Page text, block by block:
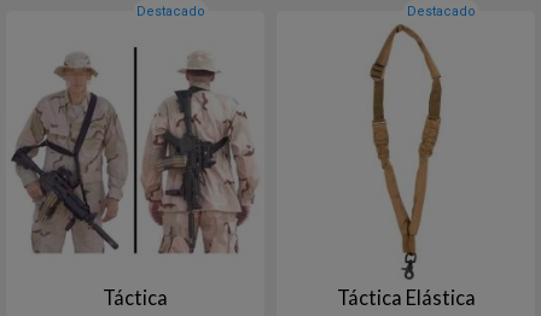
Destacado
Táctica
Destacado
Táctica Elástica